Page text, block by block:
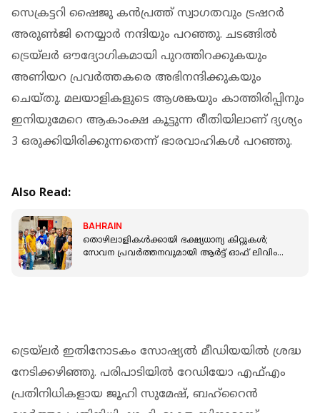
സെക്രട്ടറി ഷൈജു കന്‍പ്രത്ത് സ്വാഗതവും ട്രഷറര്‍
അരുണ്‍ജി നെയ്യാര്‍ നന്ദിയും പറഞ്ഞു. ചടങ്ങിൽ
ട്രെയ്ലർ ഔദ്യോഗികമായി പുറത്തിറക്കുകയും
അണിയറ പ്രവർത്തകരെ അഭിനന്ദിക്കുകയും
ചെയ്തു. മലയാളികളുടെ ആശങ്കയും കാത്തിരിപ്പിനും
ഇനിയുമേറെ ആകാംക്ഷ കൂട്ടുന്ന രീതിയിലാണ് ദ്യശ്യം
3 ഒരുക്കിയിരിക്കുന്നതെന്ന് ഭാരവാഹികള്‍ പറഞ്ഞു.
Also Read:
BAHRAIN
തൊഴിലാളികൾക്കായി ഭക്ഷ്യധാന്യ കിറ്റുകൾ;
സേവന പ്രവർത്തനവുമായി ആർട്ട് ഓഫ് ലിവിംഗ്
ട്രെയ്ലർ ഇതിനോടകം സോഷ്യൽ മീഡിയയിൽ ശ്രദ്ധ
നേടിക്കഴിഞ്ഞു. പരിപാടിയിൽ റേഡിയോ എഫ്എം
പ്രതിനിധികളായ ജൂഹി സുമേഷ്, ബഹ്റൈന്‍